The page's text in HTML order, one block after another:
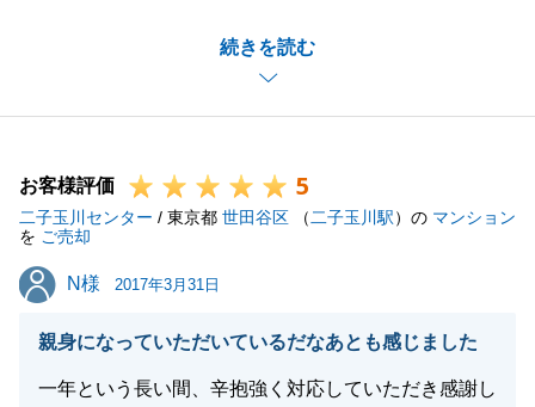
続きを読む
したこと、大変嬉しく思います。
チラシ等のタイミングや価格の値引きについても、お
客様と一緒に考え、ご理解いただいたおかげで、無事
また、お困りのことがございましたら、お気軽にご連
絡いただければと思います。
今後ともよろしくお願い致します。
閉じる
お客様評価 5
二子玉川センター / 東京都 世田谷区 （ 二子玉川駅）の マンション
を ご売却
N様
N様 2017年3月31日
親身になっていただいているだなあとも感じました
一年という長い間、辛抱強く対応していただき感謝し